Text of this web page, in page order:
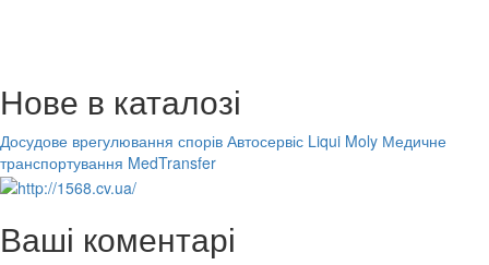
Нове в каталозі
Досудове врегулювання спорів Автосервіс Liqui Moly Медичне
транспортування MedTransfer
Ваші коментарі